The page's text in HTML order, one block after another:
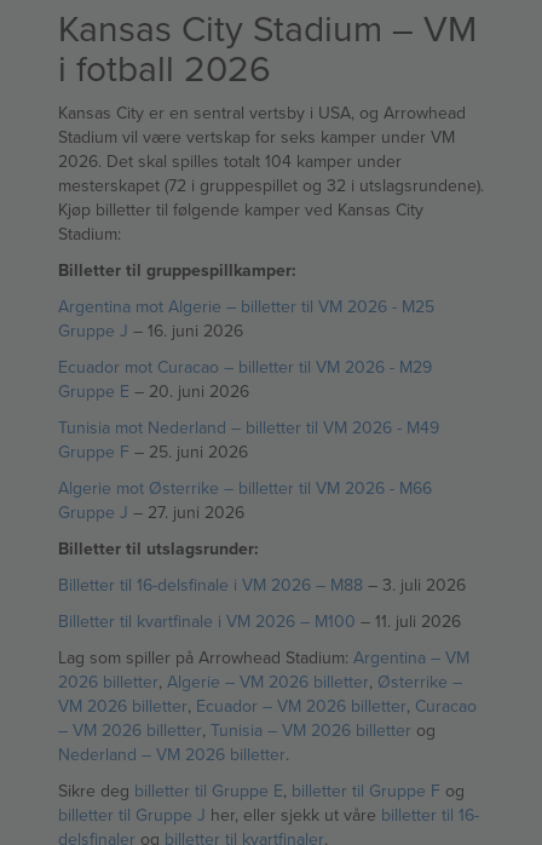
Kansas City Stadium – VM
i fotball 2026
Kansas City er en sentral vertsby i USA, og Arrowhead
Stadium vil være vertskap for seks kamper under VM
2026. Det skal spilles totalt 104 kamper under
mesterskapet (72 i gruppespillet og 32 i utslagsrundene).
Kjøp billetter til følgende kamper ved Kansas City
Stadium:
Billetter til gruppespillkamper:
Argentina mot Algerie – billetter til VM 2026 - M25
Gruppe J – 16. juni 2026
Ecuador mot Curacao – billetter til VM 2026 - M29
Gruppe E – 20. juni 2026
Tunisia mot Nederland – billetter til VM 2026 - M49
Gruppe F – 25. juni 2026
Algerie mot Østerrike – billetter til VM 2026 - M66
Gruppe J – 27. juni 2026
Billetter til utslagsrunder:
Billetter til 16-delsfinale i VM 2026 – M88 – 3. juli 2026
Billetter til kvartfinale i VM 2026 – M100 – 11. juli 2026
Lag som spiller på Arrowhead Stadium: Argentina – VM
2026 billetter, Algerie – VM 2026 billetter, Østerrike –
VM 2026 billetter, Ecuador – VM 2026 billetter, Curacao
– VM 2026 billetter, Tunisia – VM 2026 billetter og
Nederland – VM 2026 billetter.
Sikre deg billetter til Gruppe E, billetter til Gruppe F og
billetter til Gruppe J her, eller sjekk ut våre billetter til 16-
delsfinaler og billetter til kvartfinaler.